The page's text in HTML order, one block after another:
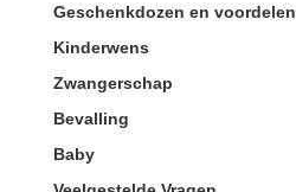
Geschenkdozen en voordelen
Kinderwens
Zwangerschap
Bevalling
Baby